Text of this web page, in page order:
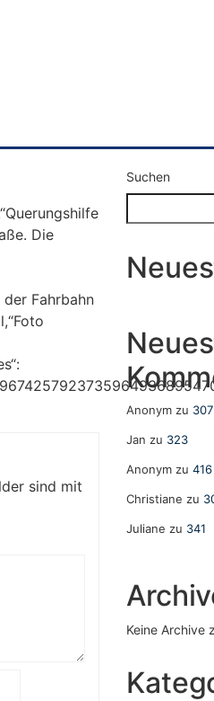
Die
der Fahrbahn
sind mit
Suchen
Anonymzu 307
Jan zu 323
Anonymzu 416
Christiane zu
Juliane zu 341
Keine Archive